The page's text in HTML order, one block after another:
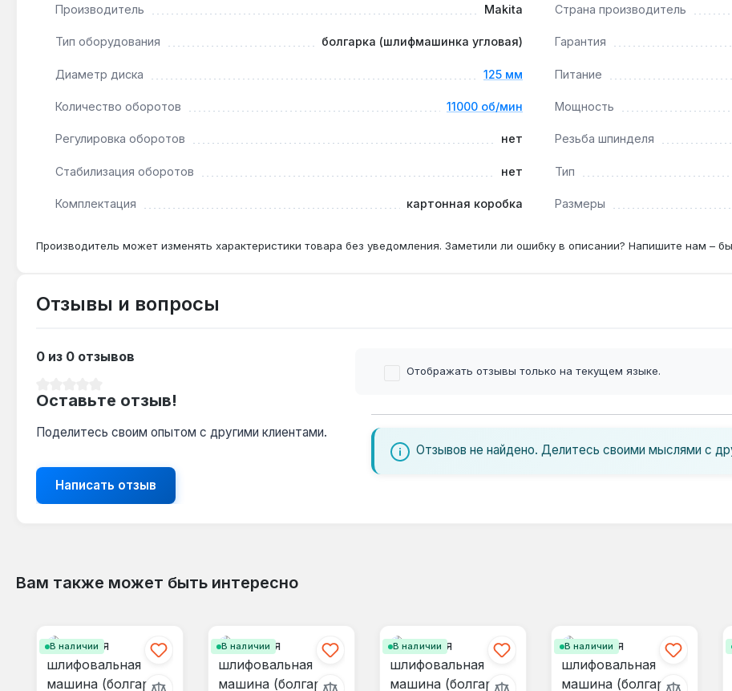
Чем отличается от модели без защиты от пыли?
Производитель Makita Страна производитель
Тип оборудования болгарка (шлифмашинка угловая) Гарантия
Диаметр диска 125 мм Питание
Количество оборотов 11000 об/мин Мощность
Регулировка оборотов нет Резьба шпинделя
Стабилизация оборотов нет Тип
Комплектация картонная коробка Размеры
Производитель может изменять характеристики товара без уведомления. Заметили ли ошибку в описании? Напишите нам –
Отзывы и вопросы
0 из 0 отзывов
Оставьте отзыв!
Поделитесь своим опытом с другими клиентами.
Написать отзыв
Отображать отзывы только на текущем языке.
Отзывов не найдено. Делитесь своими мыслями с
Вам также может быть интересно
В наличии В наличии В наличии В наличии